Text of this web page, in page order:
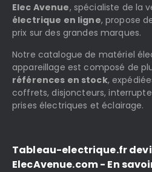
Elec Avenue, spécialiste de la
électrique en ligne, propose
prix sur des grandes marques.
Notre catalogue de matériel
appareillage est composé de
références en stock,
coffrets, disjoncteurs,
prises électriques et éclairage.
Tableau-electrique.fr
ElecAvenue.com - En